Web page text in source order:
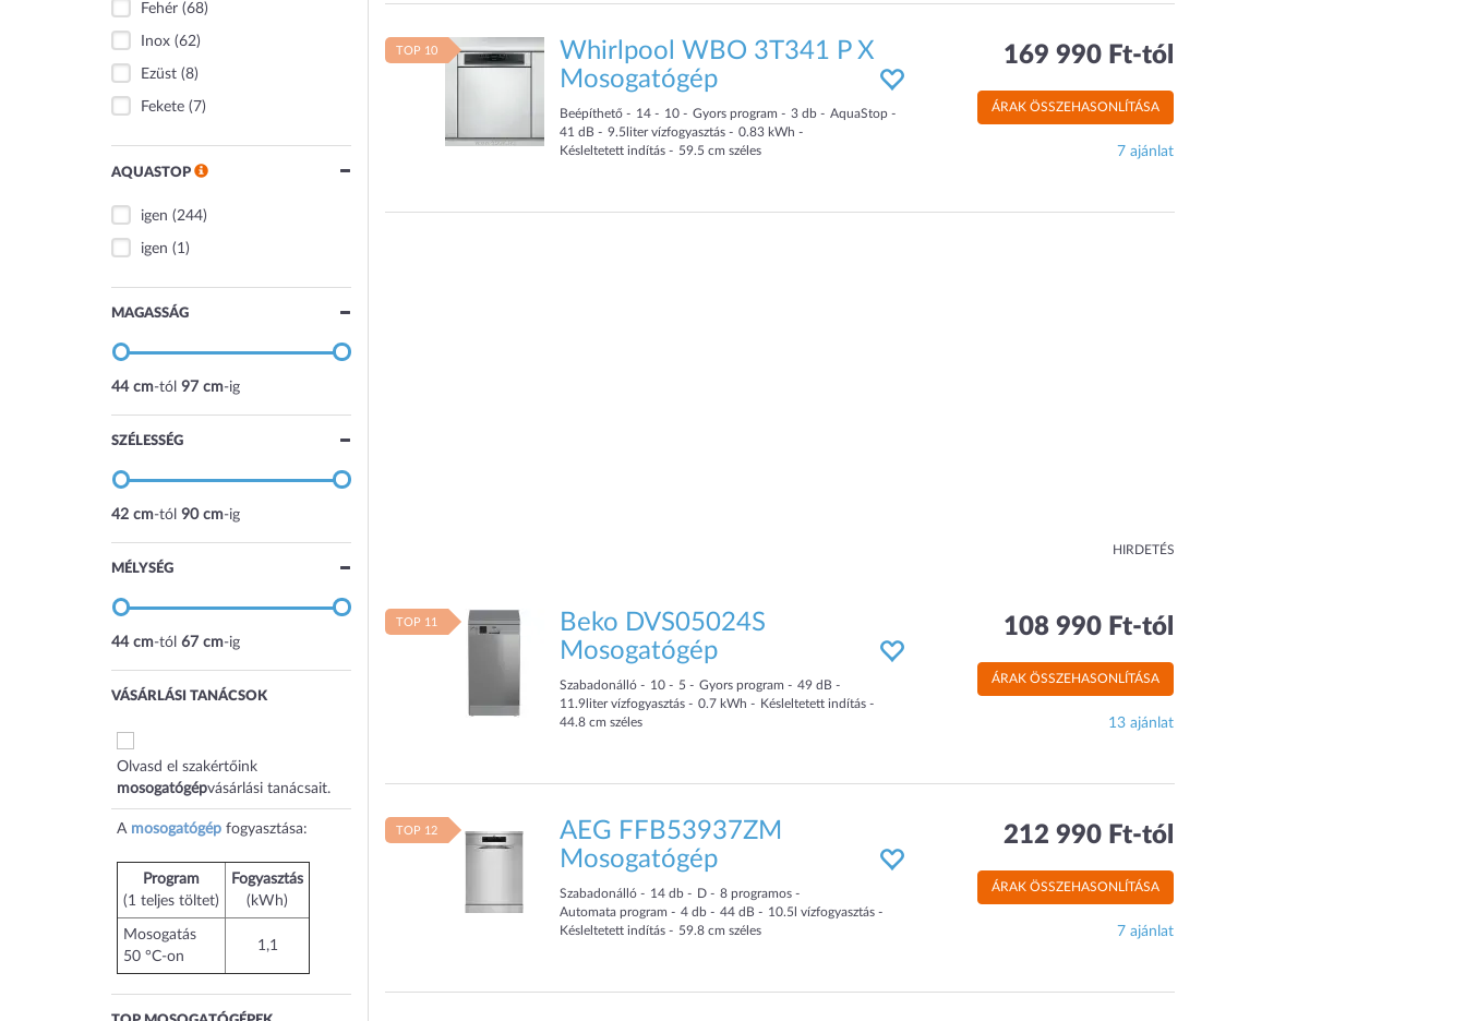
Fehér (68)
Inox (62)
Ezüst (8)
Fekete (7)
AQUASTOP
igen (244)
igen (1)
MAGASSÁG
44 cm-tól 97 cm-ig
SZÉLESSÉG
42 cm-tól 90 cm-ig
MÉLYSÉG
44 cm-tól 67 cm-ig
VÁSÁRLÁSI TANÁCSOK
Olvasd el szakértőink
mosogatógépvásárlási tanácsait.
A mosogatógép fogyasztása:
Program
(1 teljes töltet)
Fogyasztás
(kWh)
Mosogatás
50 °C-on
1,1
TOP 10
Whirlpool WBO 3T341 P X
Mosogatógép
Beépíthető 14 10 Gyors program 3 db
AquaStop
41 dB 9.5litervízfogyasztás 0.83 kWh
Késleltetett indítás
59.5 cm széles
169 990 Ft-tól
ÁRAK ÖSSZEHASONLÍTÁSA
7 ajánlat
HIRDETÉS
TOP 11
Beko DVS05024S
Mosogatógép
Szabadonálló 10 5 Gyors program 49 dB
11.9litervízfogyasztás 0.7 kWh
Késleltetett indítás
44.8 cm széles
108 990 Ft-tól
ÁRAK ÖSSZEHASONLÍTÁSA
13 ajánlat
TOP 12
AEG FFB53937ZM
Mosogatógép
Szabadonálló 14 db D 8 programos
Automata program
4 db 44 dB 10.5l vízfogyasztás
Késleltetett indítás
59.8 cm széles
212 990 Ft-tól
ÁRAK ÖSSZEHASONLÍTÁSA
7 ajánlat